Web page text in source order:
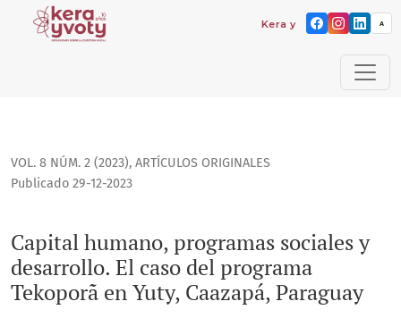
Kera yvoty: reflexionesA
Capital humano, programas sociales y desarrollo. El caso
VOL. 8 NÚM. 2 (2023), ARTÍCULOS ORIGINALES
Capital humano, programas sociales y
desarrollo. El caso del programa
Tekoporã en Yuty, Caazapá, Paraguay
Publicado 29-12-2023